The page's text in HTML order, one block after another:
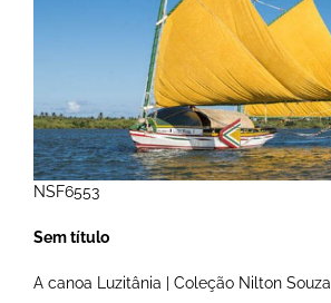
NSF6553
Sem título
A canoa Luzitânia | Coleção Nilton Souza